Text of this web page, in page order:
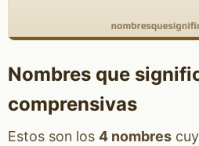
Nombres que
comprensivas
Estos son los 4 nombres